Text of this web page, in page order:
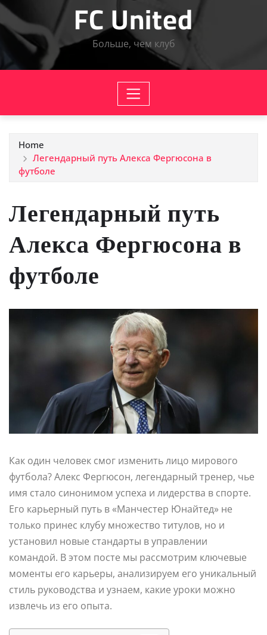
FC United
Больше, чем клуб
Home
Легендарный путь Алекса Фергюсона в
футболе
Легендарный путь
Алекса Фергюсона в
футболе
Как один человек смог изменить лицо мирового
футбола? Алекс Фергюсон, легендарный тренер, чье
имя стало синонимом успеха и лидерства в спорте.
Его карьерный путь в «Манчестер Юнайтед» не
только принес клубу множество титулов, но и
установил новые стандарты в управлении
командой. В этом посте мы рассмотрим ключевые
моменты его карьеры, анализируем его уникальный
стиль руководства и узнаем, какие уроки можно
извлечь из его опыта.